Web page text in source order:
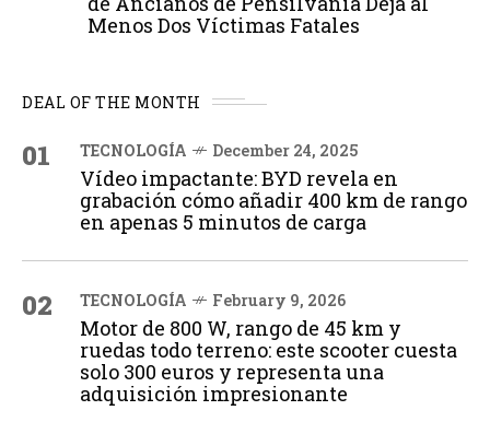
Menos Dos Víctimas Fatales
DEAL OF THE MONTH
01 TECNOLOGÍA December 24, 2025
Vídeo impactante: BYD revela en
grabación cómo añadir 400 km de rango
en apenas 5 minutos de carga
02 TECNOLOGÍA February 9, 2026
Motor de 800 W, rango de 45 km y
ruedas todo terreno: este scooter cuesta
solo 300 euros y representa una
adquisición impresionante